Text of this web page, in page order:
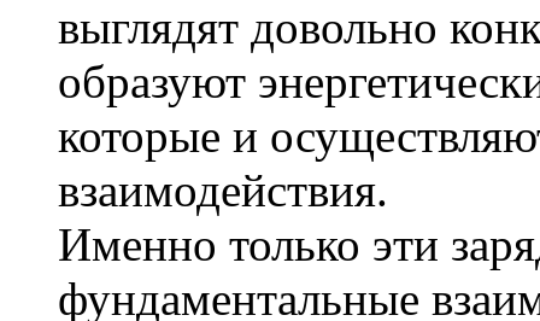
выглядят довольно
образуют
которые и
взаимодействия.
Именно только эти
фундаментальные